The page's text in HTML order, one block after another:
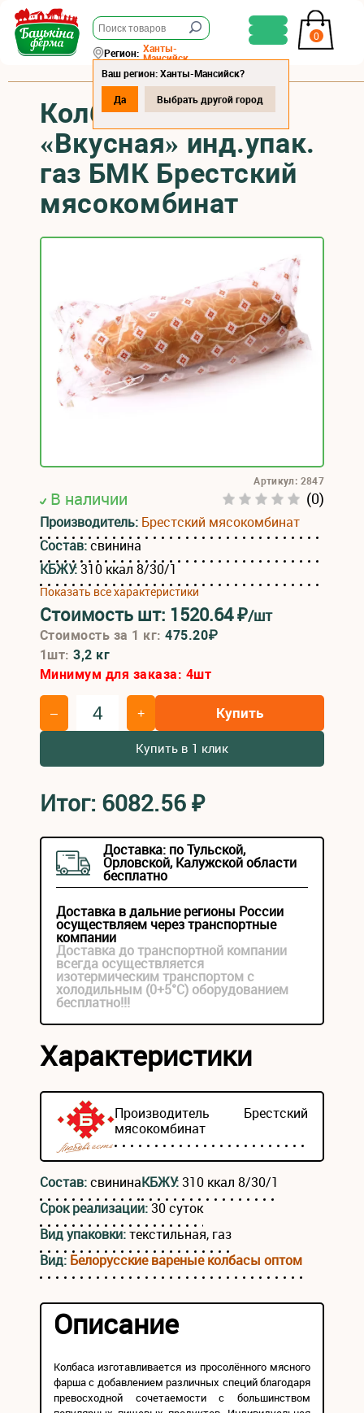
0
Регион: Ханты-
Мансийск
Ваш регион: Ханты-Мансийск?
Да
Выбрать другой город
Колбаса варёная
«Вкусная» инд.упак.
газ БМК Брестский
мясокомбинат
В наличии (0)
Артикул: 2847
Производитель: Брестский мясокомбинат
Состав:свинина
КБЖУ:310 ккал 8/30/1
Показать все характеристики
Стоимость шт: 1520.64₽/шт
Стоимость за 1 кг:475.20₽
1шт:3,2 кг
Минимум для заказа: 4шт
– + Купить
Купить в 1 клик
Итог: 6082.56₽
Доставка: по Тульской,
Орловской, Калужской области
бесплатно
Доставка в дальние регионы России
осуществляем через транспортные
компании
Доставка до транспортной компании
всегда осуществляется
изотермическим транспортом с
холодильным (0+5°С) оборудованием
бесплатно!!!
Характеристики
Производитель Брестский
мясокомбинат
Состав:свининаКБЖУ:310 ккал 8/30/1
Срок реализации:30 суток
Вид упаковки:текстильная, газ
Вид: Белорусские вареные колбасы оптом
Описание
Колбаса изготавливается из просолённого мясного
фарша с добавлением различных специй благодаря
превосходной сочетаемости с большинством